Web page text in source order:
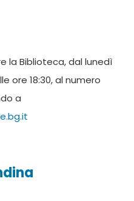
la Biblioteca, dal lunedì
ore 18:30, al numero
a